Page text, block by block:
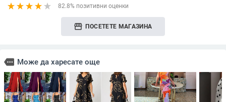
82.8% позитивни оценки
storefront ПОСЕТЕТЕ МАГАЗИНА
more Може да харесате още